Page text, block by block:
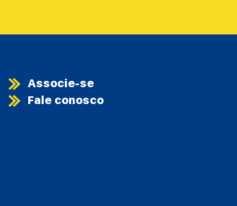
Associe-se
Fale conosco